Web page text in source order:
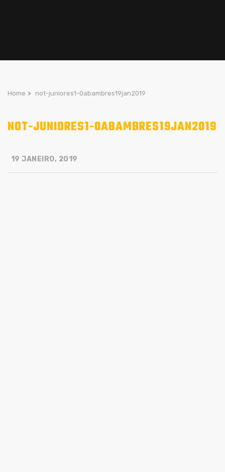
Home > not-juniores1-0abambres19jan2019
NOT-JUNIORES1-0ABAMBRES19JAN2019
19 JANEIRO, 2019